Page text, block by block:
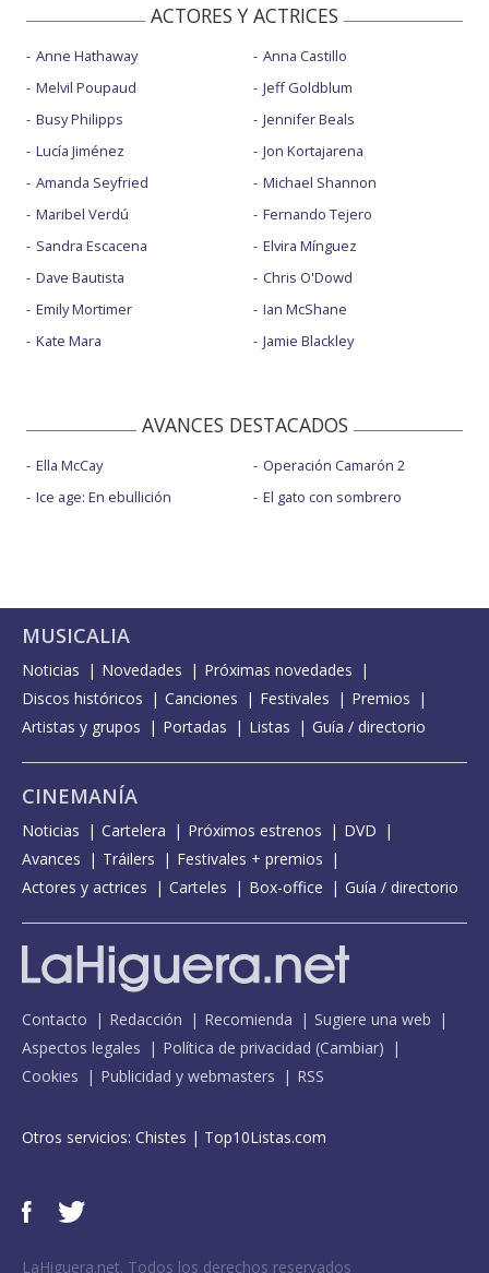
ACTORES Y ACTRICES
Anne Hathaway
Melvil Poupaud
Busy Philipps
Lucía Jiménez
Amanda Seyfried
Maribel Verdú
Sandra Escacena
Dave Bautista
Emily Mortimer
Kate Mara
Anna Castillo
Jeff Goldblum
Jennifer Beals
Jon Kortajarena
Michael Shannon
Fernando Tejero
Elvira Mínguez
Chris O'Dowd
Ian McShane
Jamie Blackley
AVANCES DESTACADOS
Ella McCay
Ice age: En ebullición
Operación Camarón 2
El gato con sombrero
MUSICALIA
Noticias Novedades
Próximas novedades
Discos históricos
Canciones Festivales
Premios
Artistas y grupos
Portadas Listas Guía / directorio
CINEMANÍA
Noticias Cartelera Próximos estrenos
DVD
Avances
Tráilers
Festivales + premios
Actores y actrices
Carteles Box-office Guía / directorio
Contacto Redacción Recomienda
Sugiere una web
Aspectos legales
Política de privacidad (Cambiar)
Cookies
Publicidad y webmasters RSS
Otros servicios: Chistes | Top10Listas.com
LaHiguera.net. Todos los derechos reservados